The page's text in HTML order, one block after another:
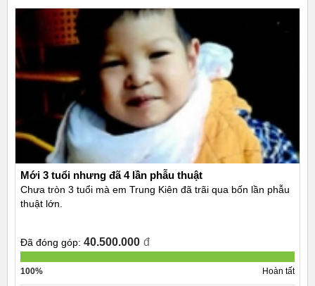
Mới 3 tuổi nhưng đã 4 lần phẫu thuật
Chưa tròn 3 tuổi mà em Trung Kiên đã trãi qua bốn lần phẫu
thuật lớn.
Đã đóng góp: 40.500.000 đ
100% Hoàn tất